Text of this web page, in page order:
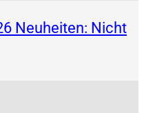
Neuheiten: Nicht